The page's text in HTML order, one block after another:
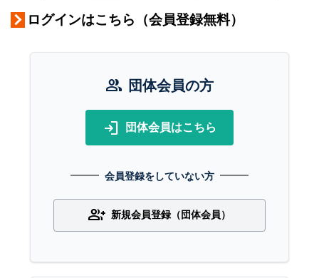
ログインはこちら（会員登録無料）
group 団体会員の方
login 団体会員はこちら
会員登録をしていない方
group_add 新規会員登録（団体会員）